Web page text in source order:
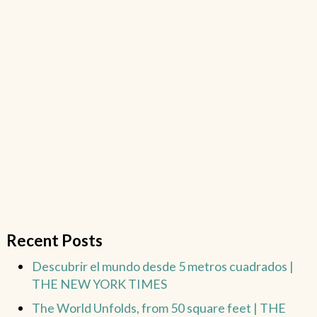
Recent Posts
Descubrir el mundo desde 5 metros cuadrados |
THE NEW YORK TIMES
The World Unfolds, from 50 square feet | THE